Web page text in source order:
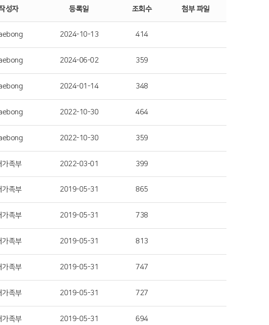
성자 등록일 조회수 첨부 파일
2024-10-13 414
2024-06-02 359
2024-01-14 348
2022-10-30 464
2022-10-30 359
가족부 2022-03-01 399
가족부 2019-05-31 865
가족부 2019-05-31 738
가족부 2019-05-31 813
가족부 2019-05-31 747
가족부 2019-05-31 727
가족부 2019-05-31 694